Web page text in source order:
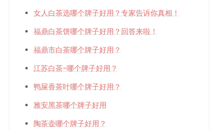
女人白茶选哪个牌子好用？专家告诉你真相！
福鼎白茶饼哪个牌子好用？回答来啦！
福鼎市白茶哪个牌子好用？
江苏白茶-哪个牌子好用？
鸭屎香茶叶哪个牌子好用？
雅安黑茶哪个牌子好用
陶茶壶哪个牌子好用？